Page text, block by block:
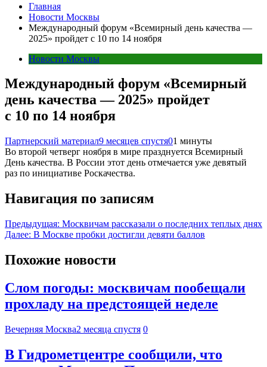
Главная
Новости Москвы
Международный форум «Всемирный день качества —
2025» пройдет с 10 по 14 ноября
Новости Москвы
Международный форум «Всемирный
день качества — 2025» пройдет
с 10 по 14 ноября
Партнерский материал9 месяцев спустя01 минуты
Во второй четверг ноября в мире празднуется Всемирный
День качества. В России этот день отмечается уже девятый
раз по инициативе Роскачества.
Навигация по записям
Предыдущая: Москвичам рассказали о последних теплых днях
Далее: В Москве пробки достигли девяти баллов
Похожие новости
Слом погоды: москвичам пообещали
прохладу на предстоящей неделе
Вечерняя Москва2 месяца спустя 0
В Гидрометцентре сообщили, что